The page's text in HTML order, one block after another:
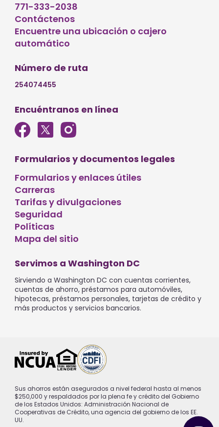
771-333-2038
Contáctenos
Encuentre una ubicación o cajero
automático
Número de ruta
254074455
Encuéntranos en línea
Formularios y documentos legales
Formularios y enlaces útiles
Carreras
Tarifas y divulgaciones
Seguridad
Políticas
Mapa del sitio
Servimos a Washington DC
Sirviendo a Washington DC con cuentas corrientes,
cuentas de ahorro, préstamos para automóviles,
hipotecas, préstamos personales, tarjetas de crédito y
más productos y servicios bancarios.
Sus ahorros están asegurados a nivel federal hasta al menos
$250,000 y respaldados por la plena fe y crédito del Gobierno
de los Estados Unidos: Administración Nacional de
Cooperativas de Crédito, una agencia del gobierno de los EE.
UU.